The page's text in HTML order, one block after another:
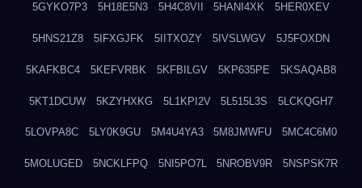
5GYKO7P3 5H18E5N3 5H4C8VII 5HANI4XK 5HER0XEV
5HNS21Z8 5IFXGJFK 5IITXOZY 5IVSLWGV 5J5FOXDN
5KAFKBC4 5KEFVRBK 5KFBILGV 5KP635PE 5KSAQAB8
5KT1DCUW 5KZYHXKG 5L1KPI2V 5L515L3S 5LCKQGH7
5LOVPA8C 5LY0K9GU 5M4U4YA3 5M8JMWFU 5MC4C6M0
5MOLUGED 5NCKLFPQ 5NI5PO7L 5NROBV9R 5NSPSK7R